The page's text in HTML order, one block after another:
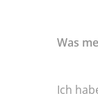
Was
Ich